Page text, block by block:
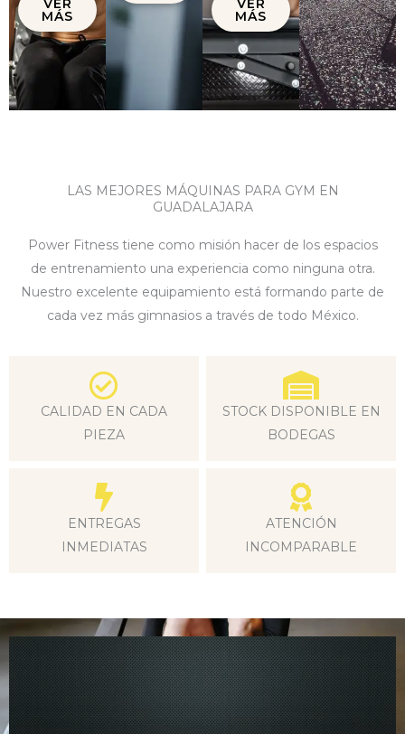
VER
MÁS
VER
MÁS
LAS MEJORES MÁQUINAS PARA GYM EN
GUADALAJARA
Power Fitness tiene como misión hacer de los espacios
de entrenamiento una experiencia como ninguna otra.
Nuestro excelente equipamiento está formando parte de
cada vez más gimnasios a través de todo México.
CALIDAD EN CADA
PIEZA
STOCK DISPONIBLE EN
BODEGAS
ENTREGAS
INMEDIATAS
ATENCIÓN
INCOMPARABLE